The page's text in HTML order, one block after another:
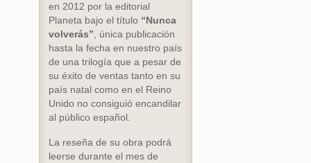
en 2012 por la editorial
Planeta bajo el título “Nunca
volverás” , única publicación
hasta la fecha en nuestro país
de una trilogía que a pesar de
su éxito de ventas tanto en su
país natal como en el Reino
Unido no consiguió encandilar
al público español.
La reseña de su obra podrá
leerse durante el mes de